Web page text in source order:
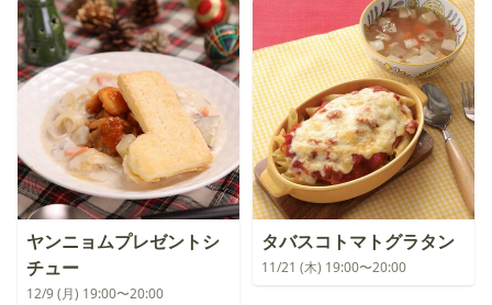
ヤンニョムプレゼントシ
チュー
12/9 (月) 19:00〜20:00
タバスコトマトグラタン
11/21 (木) 19:00〜20:00